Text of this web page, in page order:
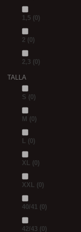
1,5 (0)
2 (0)
2,3 (0)
TALLA
S (0)
M (0)
L (0)
XL (0)
XXL (0)
40/41 (0)
42/43 (0)